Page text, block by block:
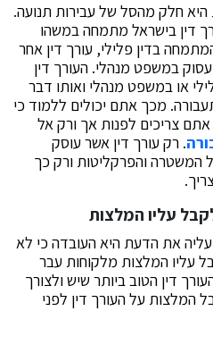
היא חלק מהסל של עבירות תנועה.
דין בישראל מתמחה במשהו
בדין פלילי, עורך דין אחר
במשפט מנהלי. העורך דין
או במשפט מנהלי ואותו דבר
מכך אתם יכולים ללמוד כי
צריכים לפנות אך ורק אל
. רק עורך דין אשר עוסק
המשטרה והפרקליטות ורק כך
עליו המלצות
את הדעת היא העובדה כי לא
עליו המלצות מלקוחות עבר
דין הטוב ביותר שיש ולצורך
המלצות על העורך דין לפני